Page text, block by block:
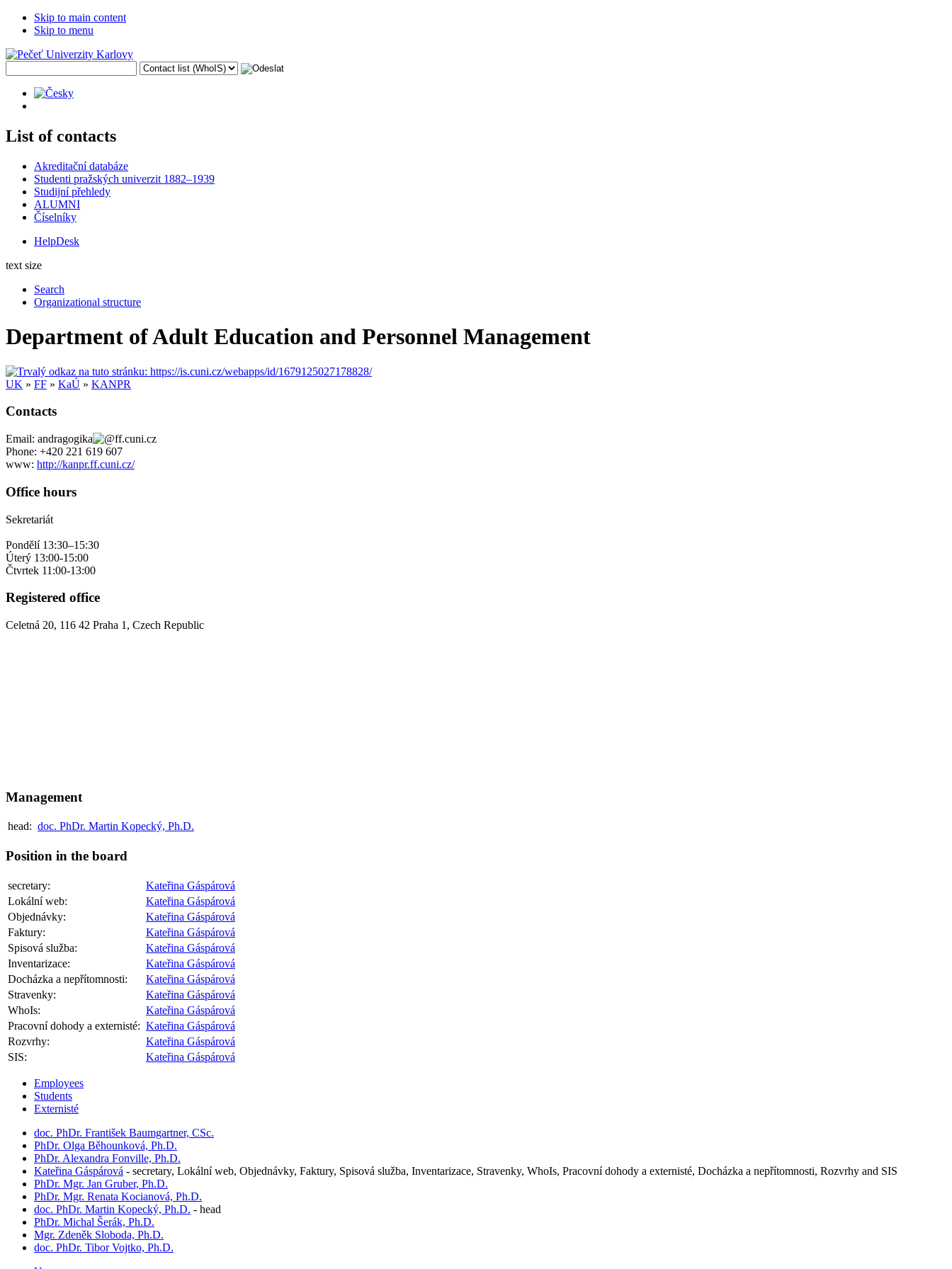
Skip to main content
Skip to menu
List of contacts
Akreditační databáze
Studenti pražských univerzit 1882–1939
Studijní přehledy
ALUMNI
Číselníky
HelpDesk
text size
Search
Organizational structure
Department of Adult Education and Personnel Management
UK » FF » KaÚ » KANPR
Contacts
Email: andragogika
ff.cuni.cz
Phone: +420 221 619 607
www: http://kanpr.ff.cuni.cz/
Office hours
Sekretariát
Pondělí 13:30–15:30
Úterý 13:00-15:00
Čtvrtek 11:00-13:00
Registered office
Celetná 20, 116 42 Praha 1 , Czech Republic
Management
head: doc. PhDr. Martin Kopecký, Ph.D.
Position in the board
secretary:
Kateřina Gáspárová
Lokální web:
Kateřina Gáspárová
Objednávky:
Kateřina Gáspárová
Faktury:
Kateřina Gáspárová
Spisová služba:
Kateřina Gáspárová
Inventarizace:
Kateřina Gáspárová
Docházka a nepřítomnosti:
Kateřina Gáspárová
Stravenky:
Kateřina Gáspárová
WhoIs:
Kateřina Gáspárová
Pracovní dohody a externisté: Kateřina Gáspárová
Rozvrhy:
Kateřina Gáspárová
SIS:
Kateřina Gáspárová
Employees
Students
Externisté
doc. PhDr. František Baumgartner, CSc.
PhDr. Olga Běhounková, Ph.D.
PhDr. Alexandra Fonville, Ph.D.
Kateřina Gáspárová - secretary, Lokální web, Objednávky, Faktury, Spisová služba, Inventarizace, Stravenky, WhoIs, Pracovní dohody a externisté, Docházka a nepřítomnosti, Rozvrhy and SIS
PhDr. Mgr. Jan Gruber, Ph.D.
PhDr. Mgr. Renata Kocianová, Ph.D.
doc. PhDr. Martin Kopecký, Ph.D. - head
PhDr. Michal Šerák, Ph.D.
Mgr. Zdeněk Sloboda, Ph.D.
doc. PhDr. Tibor Vojtko, Ph.D.